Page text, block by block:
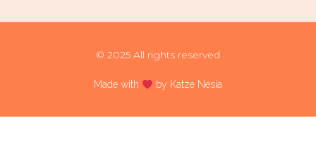
© 2025 All rights reserved
Made with by Katze Nesia